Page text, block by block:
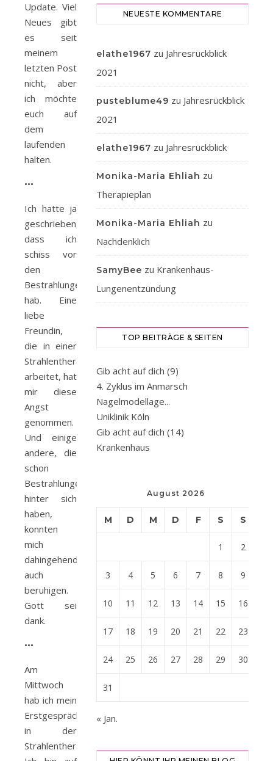
Update. Viel
Neues gibt
es seit
meinem
letzten Post
nicht, aber
ich möchte
euch auf
dem
laufenden
halten.
•••
Ich hatte ja
geschrieben,
dass ich
schiss vor
den
Bestrahlungen
hab. Eine
liebe
Freundin,
die in einer
Strahlentherapie
arbeitet, hat
mir diese
Angst
genommen.
Und einige
andere, die
schon
Bestrahlungen
hinter sich
haben,
konnten
mich
dahingehend
auch
beruhigen.
Gott sei
dank.
•••
Am
Mittwoch
hab ich mein
Erstgespräch
in der
Strahlentherapie.
NEUESTE KOMMENTARE
elathe1967 zu Jahresrückblick
2021
pusteblume49 zu Jahresrückblick
2021
elathe1967 zu Jahresrückblick
Monika-Maria Ehliah zu
Therapieplan
Monika-Maria Ehliah zu
Nachdenklich
SamyBee zu Krankenhaus-
Lungenentzündung
TOP BEITRÄGE & SEITEN
Gib acht auf dich (9)
4. Zyklus im Anmarsch
Nagelmodellage...
Uniklinik Köln
Gib acht auf dich (14)
Krankenhaus
August 2026
M D M D F S S
1 2
3 4 5 6 7 8 9
10 11 12 13 14 15 16
17 18 19 20 21 22 23
24 25 26 27 28 29 30
31
« Jan.